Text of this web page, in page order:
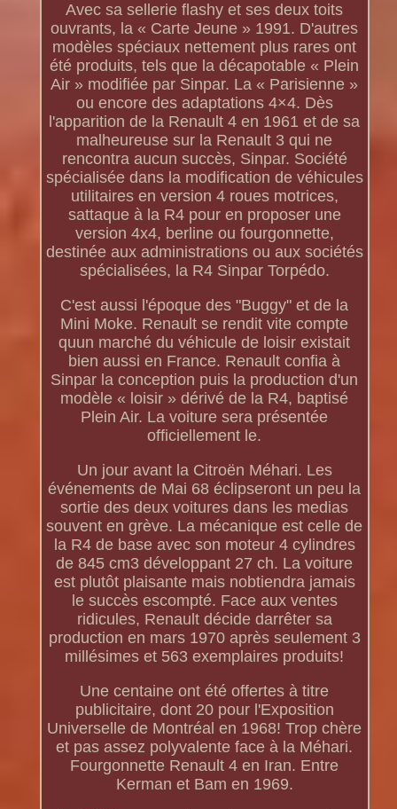
Avec sa sellerie flashy et ses deux toits
ouvrants, la « Carte Jeune » 1991. D'autres
modèles spéciaux nettement plus rares ont
été produits, tels que la décapotable « Plein
Air » modifiée par Sinpar. La « Parisienne »
ou encore des adaptations 4×4. Dès
l'apparition de la Renault 4 en 1961 et de sa
malheureuse sur la Renault 3 qui ne
rencontra aucun succès, Sinpar. Société
spécialisée dans la modification de véhicules
utilitaires en version 4 roues motrices,
sattaque à la R4 pour en proposer une
version 4x4, berline ou fourgonnette,
destinée aux administrations ou aux sociétés
spécialisées, la R4 Sinpar Torpédo.
C'est aussi l'époque des "Buggy" et de la
Mini Moke. Renault se rendit vite compte
quun marché du véhicule de loisir existait
bien aussi en France. Renault confia à
Sinpar la conception puis la production d'un
modèle « loisir » dérivé de la R4, baptisé
Plein Air. La voiture sera présentée
officiellement le.
Un jour avant la Citroën Méhari. Les
événements de Mai 68 éclipseront un peu la
sortie des deux voitures dans les medias
souvent en grève. La mécanique est celle de
la R4 de base avec son moteur 4 cylindres
de 845 cm3 développant 27 ch. La voiture
est plutôt plaisante mais nobtiendra jamais
le succès escompté. Face aux ventes
ridicules, Renault décide darrêter sa
production en mars 1970 après seulement 3
millésimes et 563 exemplaires produits!
Une centaine ont été offertes à titre
publicitaire, dont 20 pour l'Exposition
Universelle de Montréal en 1968! Trop chère
et pas assez polyvalente face à la Méhari.
Fourgonnette Renault 4 en Iran. Entre
Kerman et Bam en 1969.